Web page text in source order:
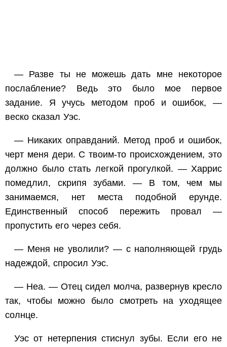
— Разве ты не можешь дать мне некоторое
послабление? Ведь это было мое первое
задание. Я учусь методом проб и ошибок, —
веско сказал Уэс.
— Никаких оправданий. Метод проб и ошибок,
черт меня дери. С твоим-то происхождением, это
должно было стать легкой прогулкой. — Харрис
помедлил, скрипя зубами. — В том, чем мы
занимаемся, нет места подобной ерунде.
Единственный способ пережить провал —
пропустить его через себя.
— Меня не уволили? — с наполняющей грудь
надеждой, спросил Уэс.
— Неа. — Отец сидел молча, развернув кресло
так, чтобы можно было смотреть на уходящее
солнце.
Уэс от нетерпения стиснул зубы. Если его не